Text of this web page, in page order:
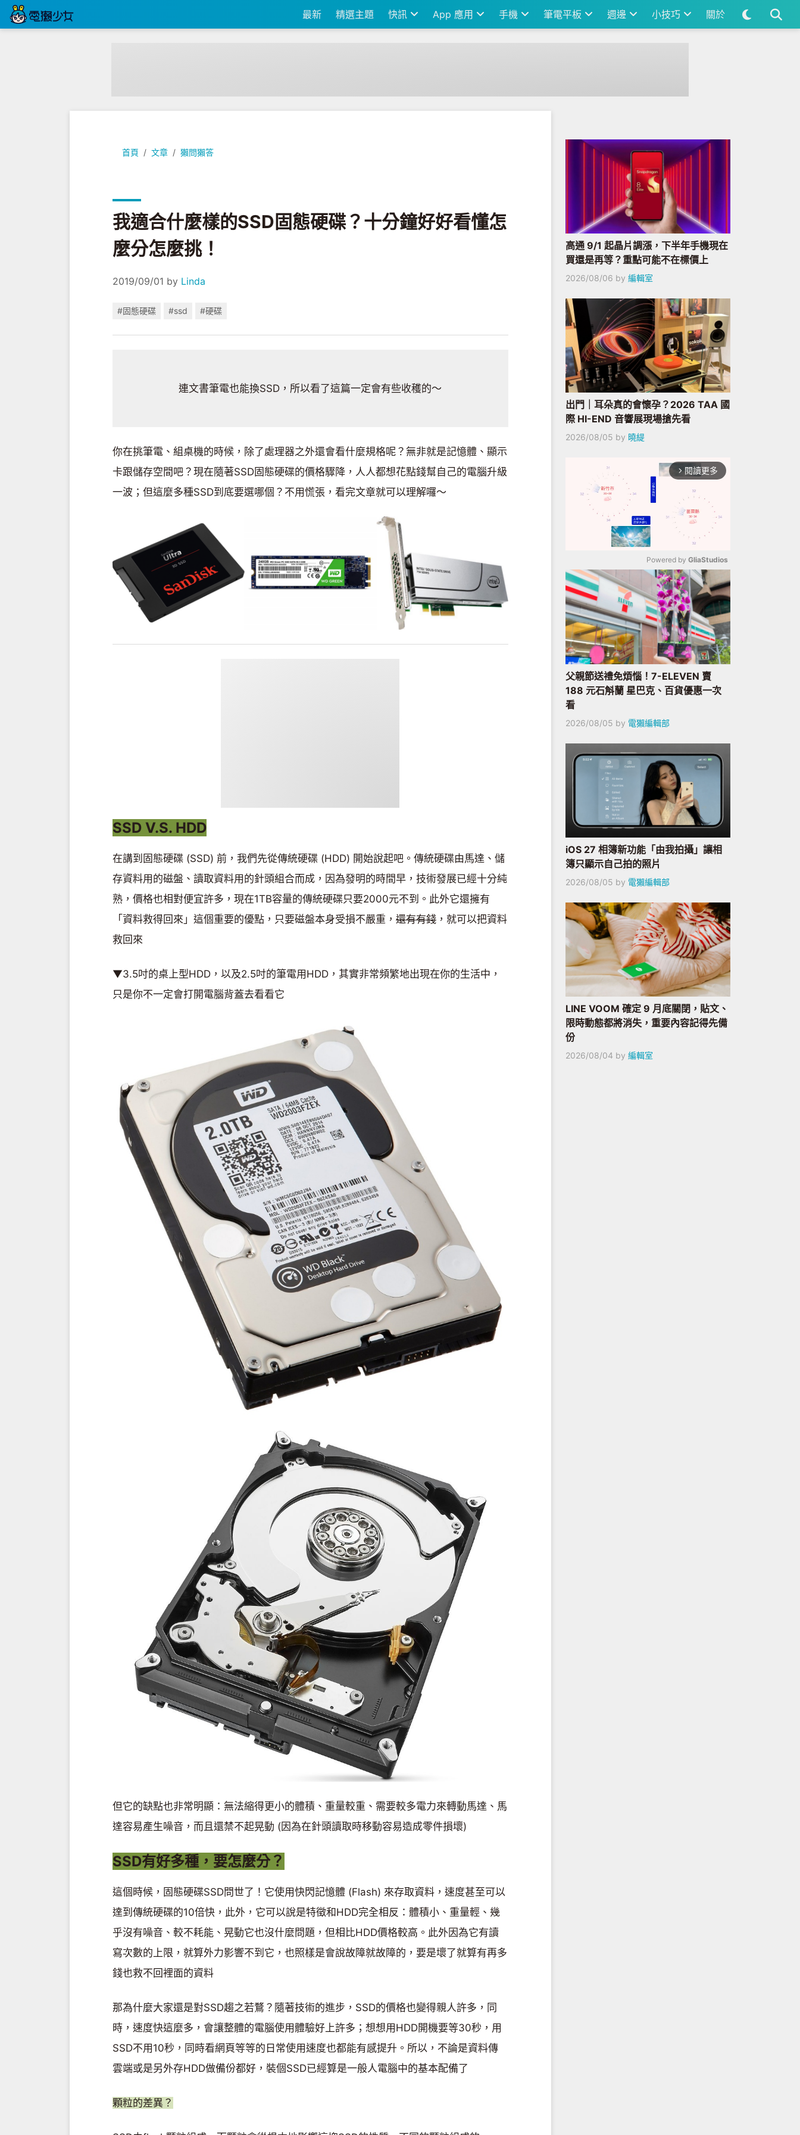
最新 精選主題 快訊 App 應用 手機 筆電平板 週邊 小技巧 關於
首頁 文章 獺問獺答
我適合什麼樣的SSD固態硬碟？十分鐘好好看懂怎麼分怎麼挑！
我適合什麼樣的SSD固態硬碟？十分鐘好好看懂怎
麼分怎麼挑！
2019/09/01 by Linda
#固態硬碟 #ssd #硬碟
連文書筆電也能換SSD，所以看了這篇一定會有些收穫的～
你在挑筆電、組桌機的時候，除了處理器之外還會看什麼規格呢？無非就是記憶體、顯示
卡跟儲存空間吧？現在隨著SSD固態硬碟的價格驟降，人人都想花點錢幫自己的電腦升級
一波；但這麼多種SSD到底要選哪個？不用慌張，看完文章就可以理解囉～
SSD V.S. HDD
在講到固態硬碟 (SSD) 前，我們先從傳統硬碟 (HDD) 開始說起吧。傳統硬碟由馬達、儲
存資料用的磁盤、讀取資料用的針頭組合而成，因為發明的時間早，技術發展已經十分純
熟，價格也相對便宜許多，現在1TB容量的傳統硬碟只要2000元不到。此外它還擁有
「資料救得回來」這個重要的優點，只要磁盤本身受損不嚴重， 還有有錢 ，就可以把資料
救回來
▼3.5吋的桌上型HDD，以及2.5吋的筆電用HDD，其實非常頻繁地出現在你的生活中，
只是你不一定會打開電腦背蓋去看看它
但它的缺點也非常明顯：無法縮得更小的體積、重量較重、需要較多電力來轉動馬達、馬
達容易產生噪音，而且還禁不起晃動 (因為在針頭讀取時移動容易造成零件損壞)
SSD有好多種，要怎麼分？
這個時候，固態硬碟SSD問世了！它使用快閃記憶體 (Flash) 來存取資料，速度甚至可以
達到傳統硬碟的10倍快，此外，它可以說是特徵和HDD完全相反：體積小、重量輕、幾
乎沒有噪音、較不耗能、晃動它也沒什麼問題，但相比HDD價格較高。此外因為它有讀
寫次數的上限，就算外力影響不到它，也照樣是會說故障就故障的，要是壞了就算有再多
錢也救不回裡面的資料
那為什麼大家還是對SSD趨之若鶩？隨著技術的進步，SSD的價格也變得親人許多，同
時，速度快這麼多，會讓整體的電腦使用體驗好上許多；想想用HDD開機要等30秒，用
SSD不用10秒，同時看網頁等等的日常使用速度也都能有感提升。所以，不論是資料傳
雲端或是另外存HDD做備份都好，裝個SSD已經算是一般人電腦中的基本配備了
顆粒的差異？
高通 9/1 起晶片調漲，下半年手機現在
買還是再等？重點可能不在標價上
2026/08/06 by 編輯室
出門｜耳朵真的會懷孕？2026 TAA 國
際 HI-END 音響展現場搶先看
2026/08/05 by 曉緹
arrow_forward_ios 閱讀更多
Mute
Powered by GliaStudios
父親節送禮免煩惱！7-ELEVEN 賣
188 元石斛蘭 星巴克、百貨優惠一次
看
2026/08/05 by 電獺編輯部
iOS 27 相簿新功能「由我拍攝」讓相
簿只顯示自己拍的照片
2026/08/05 by 電獺編輯部
LINE VOOM 確定 9 月底關閉，貼文、
限時動態都將消失，重要內容記得先備
份
2026/08/04 by 編輯室